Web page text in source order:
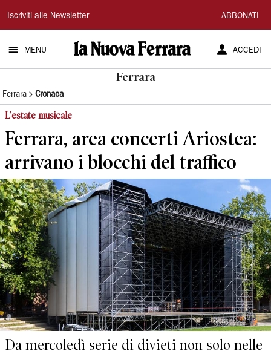
La
Nuova
Ferrara
Iscriviti alle Newsletter ABBONATI
MENU ACCEDI
Ferrara
Ferrara Cronaca
L'estate musicale
Ferrara, area concerti Ariostea:
arrivano i blocchi del traffico
Da mercoledì serie di divieti non solo nelle